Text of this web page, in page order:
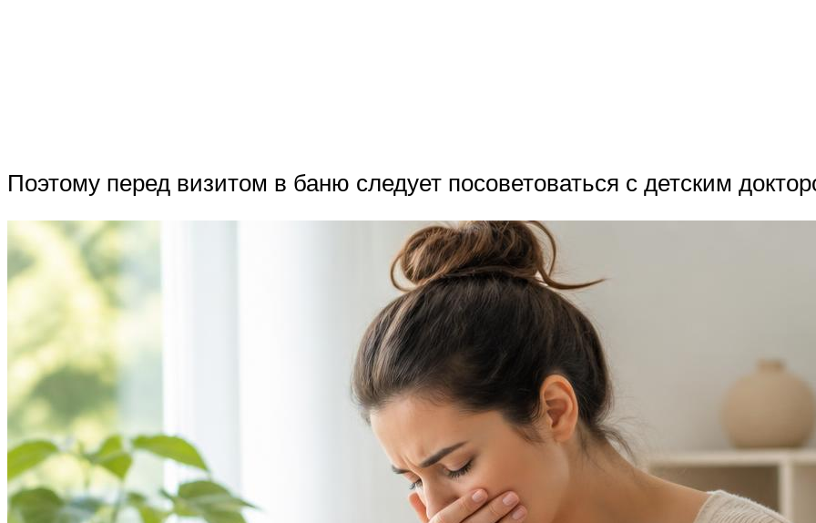
Поэтому перед визитом в баню следует посоветоваться с детским